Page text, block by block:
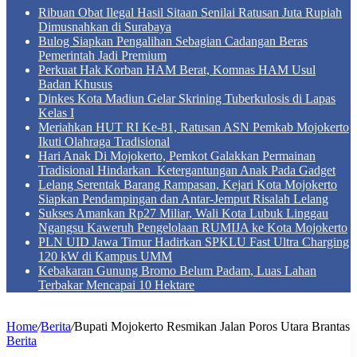
Ribuan Obat Ilegal Hasil Sitaan Senilai Ratusan Juta Rupiah
Dimusnahkan di Surabaya
Bulog Siapkan Pengalihan Sebagian Cadangan Beras
Pemerintah Jadi Premium
Perkuat Hak Korban HAM Berat, Komnas HAM Usul
Badan Khusus
Dinkes Kota Madiun Gelar Skrining Tuberkulosis di Lapas
Kelas I
Meriahkan HUT RI Ke-81, Ratusan ASN Pemkab Mojokerto
Ikuti Olahraga Tradisional
Hari Anak Di Mojokerto, Pemkot Galakkan Permainan
Tradisional Hindarkan Ketergantungan Anak Pada Gadget
Lelang Serentak Barang Rampasan, Kejari Kota Mojokerto
Siapkan Pendampingan dan Antar-Jemput Risalah Lelang
Sukses Amankan Rp27 Miliar, Wali Kota Lubuk Linggau
Ngangsu Kaweruh Pengelolaan RUMIJA ke Kota Mojokerto
PLN UID Jawa Timur Hadirkan SPKLU Fast Ultra Charging
120 kW di Kampus UMM
Kebakaran Gunung Bromo Belum Padam, Luas Lahan
Terbakar Mencapai 10 Hektare
Home/Berita/Bupati Mojokerto Resmikan Jalan Poros Utara Brantas
Berita